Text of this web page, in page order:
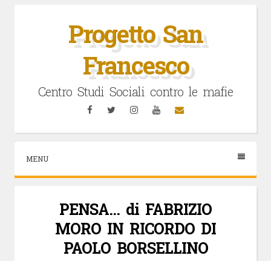
Progetto San
Francesco
Centro Studi Sociali contro le mafie
FacebookTwitterInstagramYouTubeEmail
MENU
PENSA… di FABRIZIO
MORO IN RICORDO DI
PAOLO BORSELLINO